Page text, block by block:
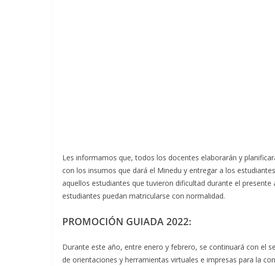
Les informamos que, todos los docentes elaborarán y
con los insumos que dará el Minedu y entregar a los
aquellos estudiantes que tuvieron dificultad durante el
estudiantes puedan matricularse con normalidad.
PROMOCIÓN GUIADA 2022:
Durante este año, entre enero y febrero, se continuará con el
de orientaciones y herramientas virtuales e impresas para la